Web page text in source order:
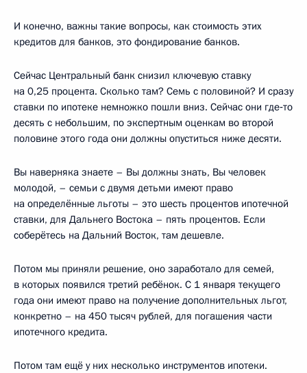
И конечно, важны такие вопросы, как стоимость этих
кредитов для банков, это фондирование банков.
Сейчас Центральный банк снизил ключевую ставку
на 0,25 процента. Сколько там? Семь с половиной? И сразу
ставки по ипотеке немножко пошли вниз. Сейчас они где‑то
десять с небольшим, по экспертным оценкам во второй
половине этого года они должны опуститься ниже десяти.
Вы наверняка знаете – Вы должны знать, Вы человек
молодой, – семьи с двумя детьми имеют право
на определённые льготы – это шесть процентов ипотечной
ставки, для Дальнего Востока – пять процентов. Если
соберётесь на Дальний Восток, там дешевле.
Потом мы приняли решение, оно заработало для семей,
в которых появился третий ребёнок. С 1 января текущего
года они имеют право на получение дополнительных льгот,
конкретно – на 450 тысяч рублей, для погашения части
ипотечного кредита.
Потом там ещё у них несколько инструментов ипотеки.